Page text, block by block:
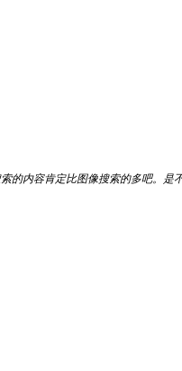
的内容肯定比图像搜索的多吧。是